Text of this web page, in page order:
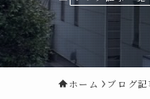
ホーム ブログ